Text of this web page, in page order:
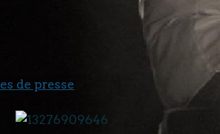
de presse